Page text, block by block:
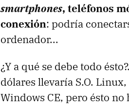
smartphones, teléfonos
conexión: podría
ordenador...
¿Y a qué se debe todo
dólares llevaría S.O.
Windows CE, pero ésto